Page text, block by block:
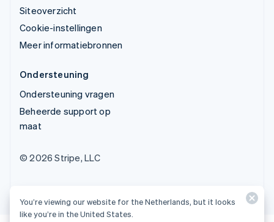
Siteoverzicht
Cookie-instellingen
Meer informatiebronnen
Ondersteuning
Ondersteuning vragen
Beheerde support op
maat
© 2026 Stripe, LLC
You’re viewing our website for the Netherlands, but it looks
like you’re in the United States.